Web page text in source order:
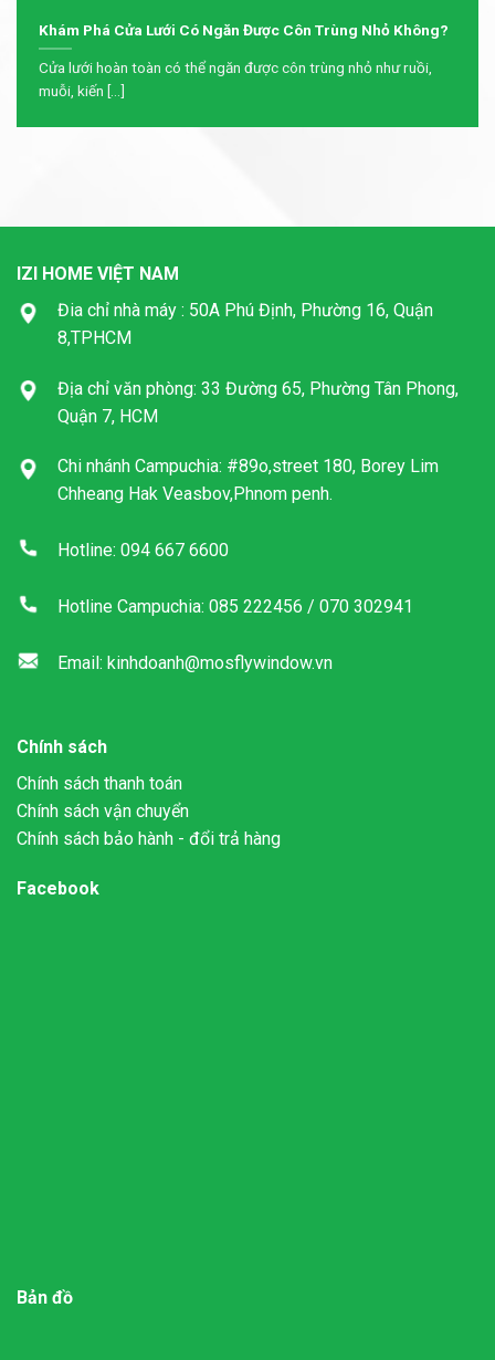
Khám Phá Cửa Lưới Có Ngăn Được Côn Trùng Nhỏ Không?
Cửa lưới hoàn toàn có thể ngăn được côn trùng nhỏ như ruồi,
muỗi, kiến [...]
IZI HOME VIỆT NAM
Đia chỉ nhà máy : 50A Phú Định, Phường 16, Quận
8,TPHCM
Địa chỉ văn phòng: 33 Đường 65, Phường Tân Phong,
Quận 7, HCM
Chi nhánh Campuchia: #89o,street 180, Borey Lim
Chheang Hak Veasbov,Phnom penh.
Hotline: 094 667 6600
Hotline Campuchia: 085 222456 / 070 302941
Email: kinhdoanh@mosflywindow.vn
Chính sách
Chính sách thanh toán
Chính sách vận chuyển
Chính sách bảo hành - đổi trả hàng
Facebook
Bản đồ